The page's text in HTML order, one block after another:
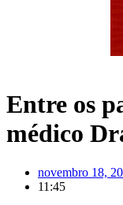
Entre os
médico
novembro 18,
11:45